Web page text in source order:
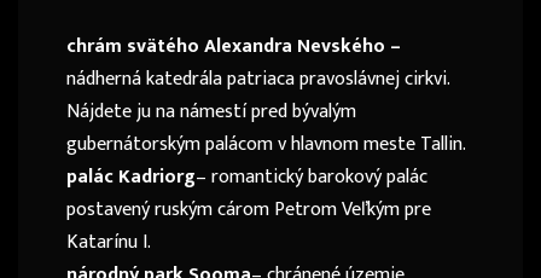
chrám svätého Alexandra Nevského –
nádherná katedrála patriaca pravoslávnej cirkvi.
Nájdete ju na námestí pred bývalým
gubernátorským palácom v hlavnom meste Tallin.
palác Kadriorg– romantický barokový palác
postavený ruským cárom Petrom Veľkým pre
Katarínu I.